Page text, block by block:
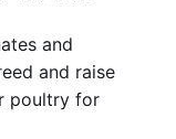
and
and raise
poultry for